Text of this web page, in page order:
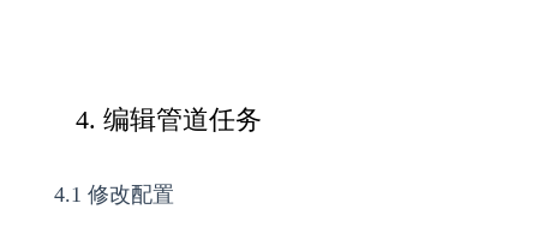
4. 编辑管道任务
4.1 修改配置